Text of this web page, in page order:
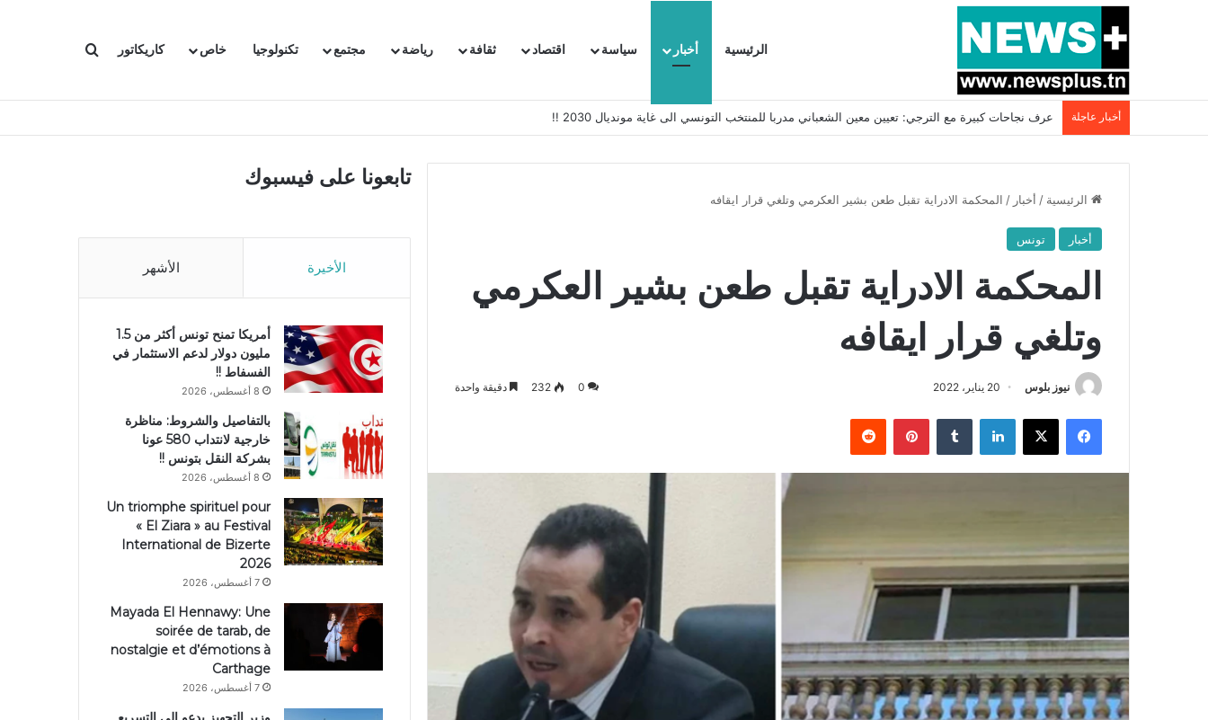
الرئيسية أخبار سياسة اقتصاد ثقافة رياضة مجتمع تكنولوجيا خاص كاريكاتور بحث عن
أخبار عاجلة بسبب المرزوقي وبتكليف من سعيّد: الخارجية تستدعي السفيرة الفرنسية بتونس وتبلغها احتجاجا شديد اللهجة !!
الرئيسية / أخبار / المحكمة الادراية تقبل طعن بشير العكرمي وتلغي قرار ايقافه
أخبار تونس
المحكمة الادراية تقبل طعن بشير العكرمي
وتلغي قرار ايقافه
نيوز بلوس 20 يناير، 2022 0
232 دقيقة واحدة
فيسبوك X لينكدإن بينتيريست
تابعونا على فيسبوك
الأخيرة الأشهر
أمريكا تمنح تونس أكثر من 1.5
مليون دولار لدعم الاستثمار في
الفسفاط !!
8 أغسطس، 2026
بالتفاصيل والشروط: مناظرة
خارجية لانتداب 580 عونا
بشركة النقل بتونس !!
8 أغسطس، 2026
Un triomphe spirituel pour
« El Ziara » au Festival
International de Bizerte
2026
7 أغسطس، 2026
Mayada El Hennawy: Une
soirée de tarab, de
nostalgie et d’émotions à
Carthage
7 أغسطس، 2026